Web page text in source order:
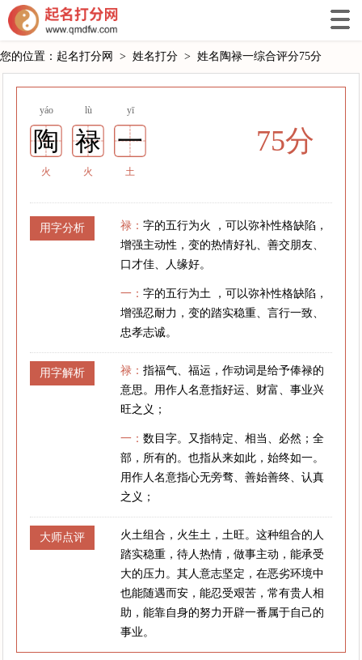
您的位置： 起名打分网 > 姓名打分 > 姓名陶禄一综合评分75分
yáo lù yī
陶 禄 一
火 火 土
75分
用字分析 禄：字的五行为火 ，可以弥补性格缺陷，
增强主动性，变的热情好礼、善交朋友、
口才佳、人缘好。
一：字的五行为土 ，可以弥补性格缺陷，
增强忍耐力，变的踏实稳重、言行一致、
忠孝志诚。
用字解析 禄：指福气、福运，作动词是给予俸禄的
意思。用作人名意指好运、财富、事业兴
旺之义；
一：数目字。又指特定、相当、必然；全
部，所有的。也指从来如此，始终如一。
用作人名意指心无旁骛、善始善终、认真
之义；
大师点评
火土组合，火生土，土旺。这种组合的人
踏实稳重，待人热情，做事主动，能承受
大的压力。其人意志坚定，在恶劣环境中
也能随遇而安，能忍受艰苦，常有贵人相
助，能靠自身的努力开辟一番属于自己的
事业。